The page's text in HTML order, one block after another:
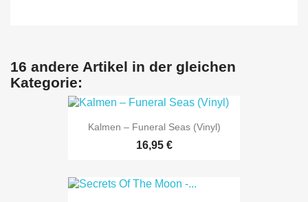
16 andere Artikel in der gleichen
Kategorie:
Kalmen ‎– Funeral Seas (Vinyl)
16,95 €